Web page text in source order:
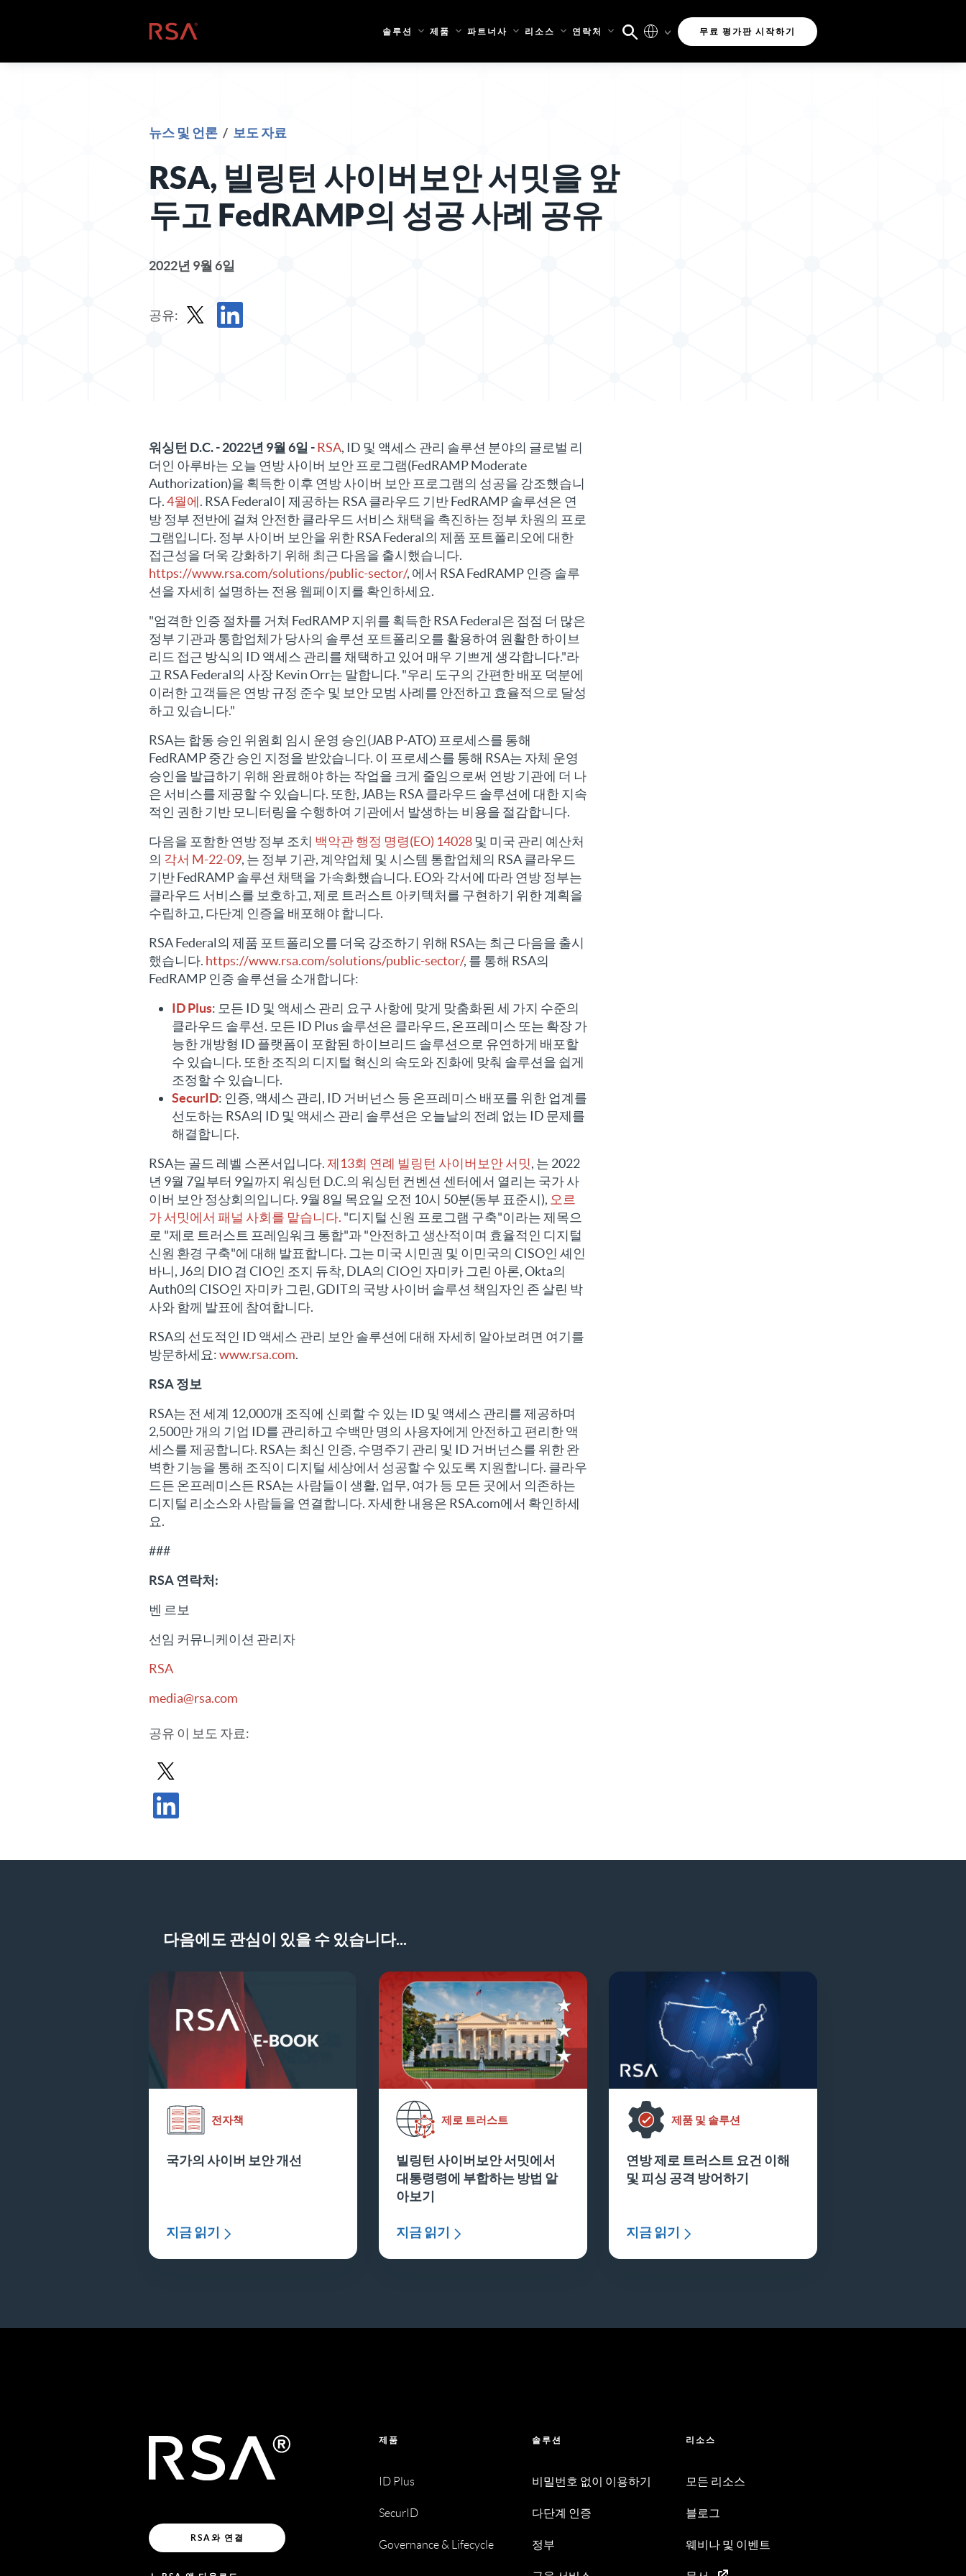
홈 솔루션 제품 파트너사 리소스 연락처 무료 평가판 시작하기
뉴스 및 언론 / 보도 자료
RSA, 빌링턴 사이버보안 서밋을 앞
두고 FedRAMP의 성공 사례 공유
2022년 9월 6일
공유:
워싱턴 D.C. - 2022년 9월 6일 -RSA, ID 및 액세스 관리 솔루션 분야의 글로벌 리
더인 아루바는 오늘 연방 사이버 보안 프로그램(FedRAMP Moderate
Authorization)을 획득한 이후 연방 사이버 보안 프로그램의 성공을 강조했습니
다.4월에. RSA Federal이 제공하는 RSA 클라우드 기반 FedRAMP 솔루션은 연
방 정부 전반에 걸쳐 안전한 클라우드 서비스 채택을 촉진하는 정부 차원의 프로
그램입니다. 정부 사이버 보안을 위한 RSA Federal의 제품 포트폴리오에 대한
접근성을 더욱 강화하기 위해 최근 다음을 출시했습니다.
https://www.rsa.com/solutions/public-sector/, 에서 RSA FedRAMP 인증 솔루
션을 자세히 설명하는 전용 웹페이지를 확인하세요.
"엄격한 인증 절차를 거쳐 FedRAMP 지위를 획득한 RSA Federal은 점점 더 많은
정부 기관과 통합업체가 당사의 솔루션 포트폴리오를 활용하여 원활한 하이브
리드 접근 방식의 ID 액세스 관리를 채택하고 있어 매우 기쁘게 생각합니다."라
고 RSA Federal의 사장 Kevin Orr는 말합니다. "우리 도구의 간편한 배포 덕분에
이러한 고객들은 연방 규정 준수 및 보안 모범 사례를 안전하고 효율적으로 달성
하고 있습니다."
RSA는 합동 승인 위원회 임시 운영 승인(JAB P-ATO) 프로세스를 통해
FedRAMP 중간 승인 지정을 받았습니다. 이 프로세스를 통해 RSA는 자체 운영
승인을 발급하기 위해 완료해야 하는 작업을 크게 줄임으로써 연방 기관에 더 나
은 서비스를 제공할 수 있습니다. 또한, JAB는 RSA 클라우드 솔루션에 대한 지속
적인 권한 기반 모니터링을 수행하여 기관에서 발생하는 비용을 절감합니다.
다음을 포함한 연방 정부 조치 백악관 행정 명령(EO) 14028 및 미국 관리 예산처
의 각서 M-22-09, 는 정부 기관, 계약업체 및 시스템 통합업체의 RSA 클라우드
기반 FedRAMP 솔루션 채택을 가속화했습니다. EO와 각서에 따라 연방 정부는
클라우드 서비스를 보호하고, 제로 트러스트 아키텍처를 구현하기 위한 계획을
수립하고, 다단계 인증을 배포해야 합니다.
RSA Federal의 제품 포트폴리오를 더욱 강조하기 위해 RSA는 최근 다음을 출시
했습니다. https://www.rsa.com/solutions/public-sector/, 를 통해 RSA의
FedRAMP 인증 솔루션을 소개합니다:
ID Plus: 모든 ID 및 액세스 관리 요구 사항에 맞게 맞춤화된 세 가지 수준의
클라우드 솔루션. 모든 ID Plus 솔루션은 클라우드, 온프레미스 또는 확장 가
능한 개방형 ID 플랫폼이 포함된 하이브리드 솔루션으로 유연하게 배포할
수 있습니다. 또한 조직의 디지털 혁신의 속도와 진화에 맞춰 솔루션을 쉽게
조정할 수 있습니다.
SecurID: 인증, 액세스 관리, ID 거버넌스 등 온프레미스 배포를 위한 업계를
선도하는 RSA의 ID 및 액세스 관리 솔루션은 오늘날의 전례 없는 ID 문제를
해결합니다.
RSA는 골드 레벨 스폰서입니다.제13회 연례 빌링턴 사이버보안 서밋, 는 2022
년 9월 7일부터 9일까지 워싱턴 D.C.의 워싱턴 컨벤션 센터에서 열리는 국가 사
이버 보안 정상회의입니다. 9월 8일 목요일 오전 10시 50분(동부 표준시), 오르
가 서밋에서 패널 사회를 맡습니다. "디지털 신원 프로그램 구축"이라는 제목으
로 "제로 트러스트 프레임워크 통합"과 "안전하고 생산적이며 효율적인 디지털
신원 환경 구축"에 대해 발표합니다. 그는 미국 시민권 및 이민국의 CISO인 셰인
바니, J6의 DIO 겸 CIO인 조지 듀착, DLA의 CIO인 자미카 그린 아론, Okta의
Auth0의 CISO인 자미카 그린, GDIT의 국방 사이버 솔루션 책임자인 존 살린 박
사와 함께 발표에 참여합니다.
RSA의 선도적인 ID 액세스 관리 보안 솔루션에 대해 자세히 알아보려면 여기를
방문하세요:www.rsa.com.
RSA 정보
RSA는 전 세계 12,000개 조직에 신뢰할 수 있는 ID 및 액세스 관리를 제공하며
2,500만 개의 기업 ID를 관리하고 수백만 명의 사용자에게 안전하고 편리한 액
세스를 제공합니다. RSA는 최신 인증, 수명주기 관리 및 ID 거버넌스를 위한 완
벽한 기능을 통해 조직이 디지털 세상에서 성공할 수 있도록 지원합니다. 클라우
드든 온프레미스든 RSA는 사람들이 생활, 업무, 여가 등 모든 곳에서 의존하는
디지털 리소스와 사람들을 연결합니다. 자세한 내용은 RSA.com에서 확인하세
요.
###
RSA 연락처:
벤 르보
선임 커뮤니케이션 관리자
RSA
media@rsa.com
공유 이 보도 자료:
X에서 보도 자료 공유
다음에도 관심이 있을 수 있습니다...
전자책
국가의 사이버 보안 개선
지금 읽기
제로 트러스트
빌링턴 사이버보안 서밋에서
대통령령에 부합하는 방법 알
아보기
지금 읽기
제품 및 솔루션
연방 제로 트러스트 요건 이해
및 피싱 공격 방어하기
지금 읽기
RSA와 연결
제품
ID Plus
SecurID
Governance & Lifecycle
솔루션
비밀번호 없이 이용하기
다단계 인증
정부
리소스
모든 리소스
블로그
웨비나 및 이벤트